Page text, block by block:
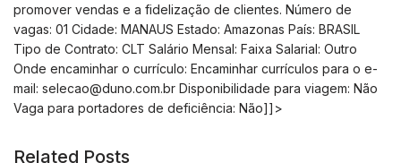
promover vendas e a fidelização de clientes. Número de
vagas: 01 Cidade: MANAUS Estado: Amazonas País: BRASIL
Tipo de Contrato: CLT Salário Mensal: Faixa Salarial: Outro
Onde encaminhar o currículo: Encaminhar currículos para o e-
mail: selecao@duno.com.br Disponibilidade para viagem: Não
Vaga para portadores de deficiência: Não]]>
Related Posts